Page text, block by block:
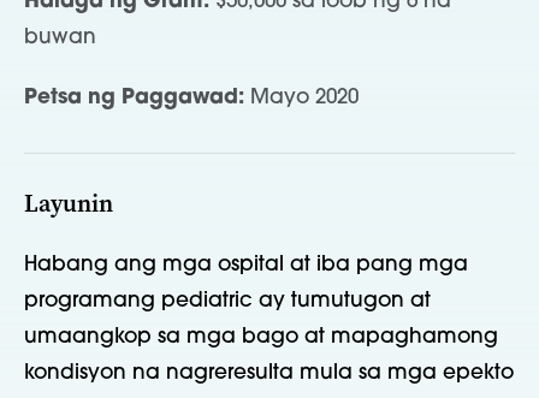
buwan
Petsa ng Paggawad: Mayo 2020
Layunin
Habang ang mga ospital at iba pang mga
programang pediatric ay tumutugon at
umaangkop sa mga bago at mapaghamong
kondisyon na nagreresulta mula sa mga epekto